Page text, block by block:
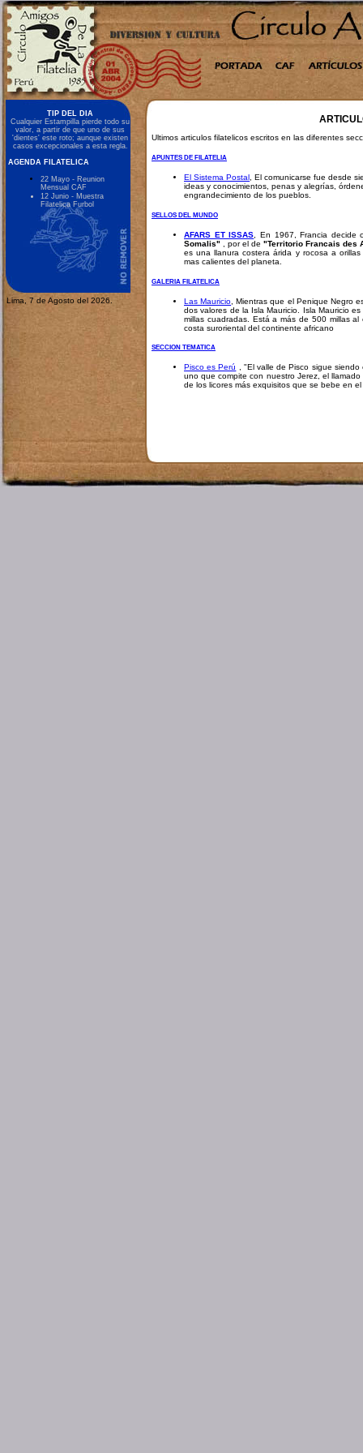
TIP DEL DIA
Cualquier Estampilla pierde todo su
valor, a partir de que uno de sus
'dientes' este roto; aunque existen
casos excepcionales a esta regla.
AGENDA FILATELICA
22 Mayo - Reunion
Mensual CAF
12 Junio - Muestra
Filatelica Furbol
Ultimos articulos filatelicos escritos en las diferentes
APUNTES DE FILATELIA
El Sistema Postal , El comunicarse fue desde
ideas y conocimientos, penas y alegrías,
engrandecimiento de los pueblos.
SELLOS DEL MUNDO
AFARS ET ISSAS , En 1967, Francia
Somalis"
, por el de"Territorio Francais des
es una llanura costera árida y rocosa a
mas calientes del planeta.
GALERIA FILATELICA
Las Mauricio , Mientras que el Penique Negro
dos valores de la Isla Mauricio. Isla Mauricio
millas cuadradas. Está a más de 500 millas
costa suroriental del continente africano
SECCION TEMATICA
Pisco es Perú , "El valle de Pisco sigue
uno que compite con nuestro Jerez, el
de los licores más exquisitos que se bebe en
Lima, 7 de Agosto del 2026.